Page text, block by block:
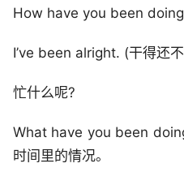
How have you been
I’ve been alright. (干得还
忙什么呢?
What have you been
时间里的情况。